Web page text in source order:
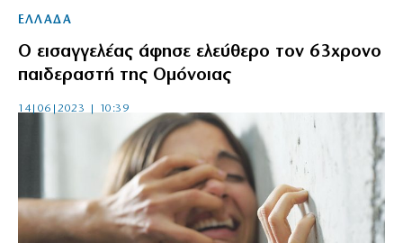
ΕΛΛΑΔΑ
Ο εισαγγελέας άφησε ελεύθερο τον 63χρονο
παιδεραστή της Ομόνοιας
14|06|2023 | 10:39